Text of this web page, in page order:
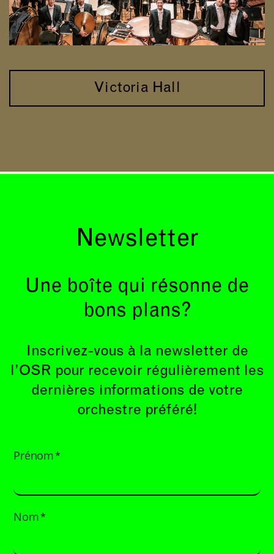
Victoria Hall
Newsletter
Une boîte qui résonne de
bons plans?
Inscrivez-vous à la newsletter de
l’OSR pour recevoir régulièrement les
dernières informations de votre
orchestre préféré!
Prénom*
Nom*